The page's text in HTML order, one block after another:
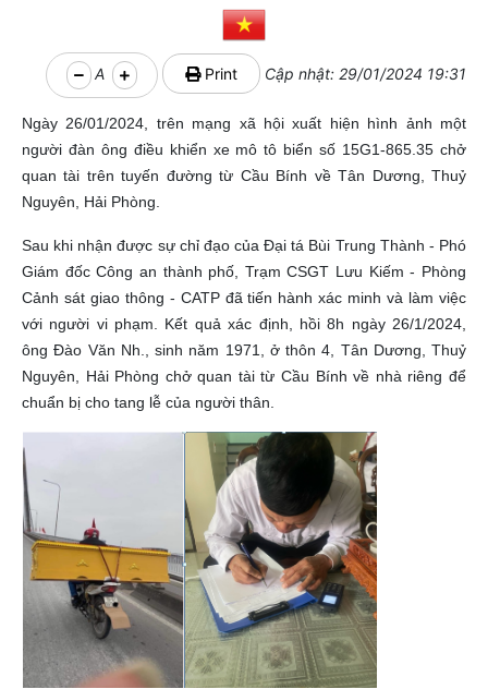
A Print Cập nhật: 29/01/2024 19:31
Ngày 26/01/2024, trên mạng xã hội xuất hiện hình ảnh một
người đàn ông điều khiển xe mô tô biển số 15G1-865.35 chở
quan tài trên tuyến đường từ Cầu Bính về Tân Dương, Thuỷ
Nguyên, Hải Phòng.
Sau khi nhận được sự chỉ đạo của Đại tá Bùi Trung Thành - Phó
Giám đốc Công an thành phố, Trạm CSGT Lưu Kiếm - Phòng
Cảnh sát giao thông - CATP đã tiến hành xác minh và làm việc
với người vi phạm. Kết quả xác định, hồi 8h ngày 26/1/2024,
ông Đào Văn Nh., sinh năm 1971, ở thôn 4, Tân Dương, Thuỷ
Nguyên, Hải Phòng chở quan tài từ Cầu Bính về nhà riêng để
chuẩn bị cho tang lễ của người thân.